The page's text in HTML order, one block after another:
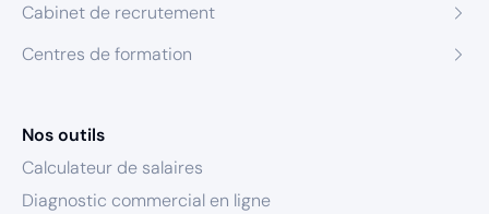
Cabinet de recrutement
Centres de formation
Nos outils
Calculateur de salaires
Diagnostic commercial en ligne